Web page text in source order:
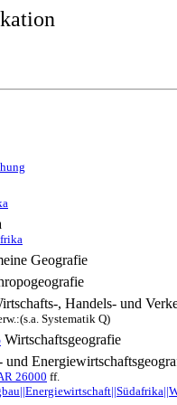
Geografie
, Handels- und
Systematik Q)
Wirtschaftsgeografie
und
26000 ff.